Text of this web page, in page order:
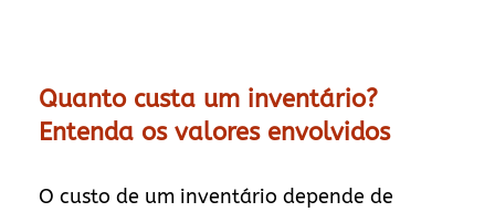
Quanto custa um inventário?
Entenda os valores envolvidos
O custo de um inventário depende de